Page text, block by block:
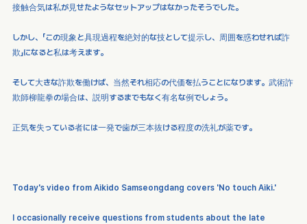
接触合気は私が見せたようなセットアップはなかったそうでした。
しかし、「この現象と具現過程を絶対的な技として提示し、周囲を惑わせれば詐
欺」になると私は考えます。
そして大きな詐欺を働けば、当然それ相応の代価を払うことになります。武術詐
欺師柳龍拳の場合は、説明するまでもなく有名な例でしょう。
正気を失っている者には一発で歯が三本抜ける程度の洗礼が薬です。
Today's video from Aikido Samseongdang covers 'No touch Aiki.'
I occasionally receive questions from students about the late